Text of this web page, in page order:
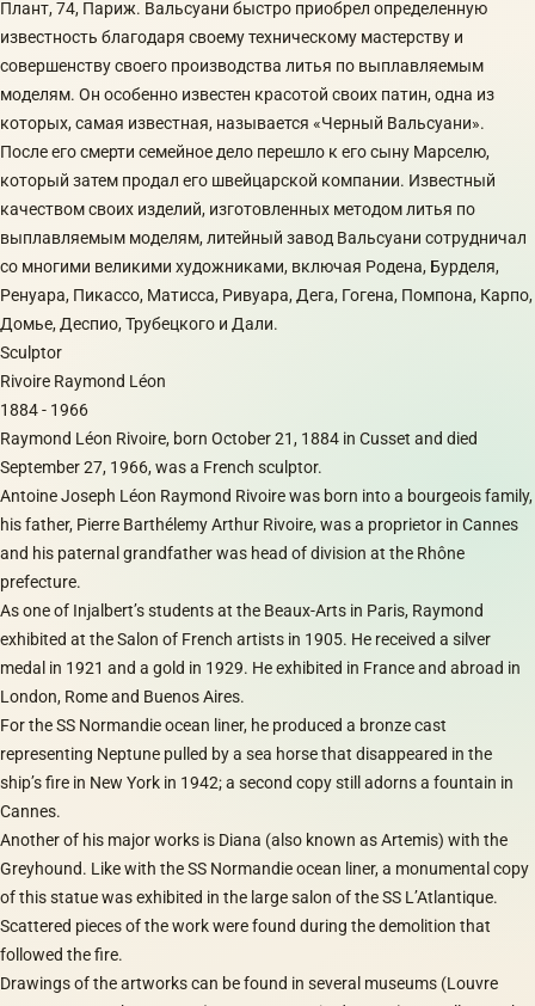
Плант, 74, Париж. Вальсуани быстро приобрел определенную
известность благодаря своему техническому мастерству и
совершенству своего производства литья по выплавляемым
моделям. Он особенно известен красотой своих патин, одна из
которых, самая известная, называется «Черный Вальсуани».
После его смерти семейное дело перешло к его сыну Марселю,
который затем продал его швейцарской компании. Известный
качеством своих изделий, изготовленных методом литья по
выплавляемым моделям, литейный завод Вальсуани сотрудничал
со многими великими художниками, включая Родена, Бурделя,
Ренуара, Пикассо, Матисса, Ривуара, Дега, Гогена, Помпона, Карпо,
Домье, Деспио, Трубецкого и Дали.
Sculptor
Rivoire Raymond Léon
1884 - 1966
Raymond Léon Rivoire, born October 21, 1884 in Cusset and died
September 27, 1966, was a French sculptor.
Antoine Joseph Léon Raymond Rivoire was born into a bourgeois family,
his father, Pierre Barthélemy Arthur Rivoire, was a proprietor in Cannes
and his paternal grandfather was head of division at the Rhône
prefecture.
As one of Injalbert’s students at the Beaux-Arts in Paris, Raymond
exhibited at the Salon of French artists in 1905. He received a silver
medal in 1921 and a gold in 1929. He exhibited in France and abroad in
London, Rome and Buenos Aires.
For the SS Normandie ocean liner, he produced a bronze cast
representing Neptune pulled by a sea horse that disappeared in the
ship’s fire in New York in 1942; a second copy still adorns a fountain in
Cannes.
Another of his major works is Diana (also known as Artemis) with the
Greyhound. Like with the SS Normandie ocean liner, a monumental copy
of this statue was exhibited in the large salon of the SS L’Atlantique.
Scattered pieces of the work were found during the demolition that
followed the fire.
Drawings of the artworks can be found in several museums (Louvre